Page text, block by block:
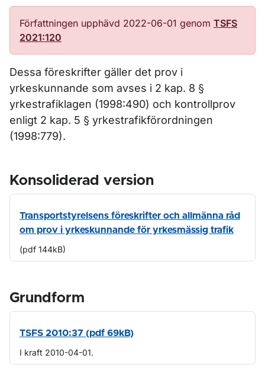
Författningen upphävd 2022-06-01 genom TSFS
2021:120
Dessa föreskrifter gäller det prov i
yrkeskunnande som avses i 2 kap. 8 §
yrkestrafiklagen (1998:490) och kontrollprov
enligt 2 kap. 5 § yrkestrafikförordningen
(1998:779).
Konsoliderad version
Transportstyrelsens föreskrifter och allmänna råd
om prov i yrkeskunnande för yrkesmässig trafik
(pdf 144kB)
Grundform
TSFS 2010:37 (pdf 69kB)
I kraft 2010-04-01.